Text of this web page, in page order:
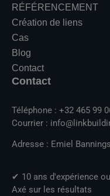
RÉFÉRENCEMENT
Création de liens
Cas
Blog
Contact
Contact
Téléphone : +32 465 99
Courrier :
Adresse : Emiel
✔ 10 ans d'expérience
Axé sur les résultats